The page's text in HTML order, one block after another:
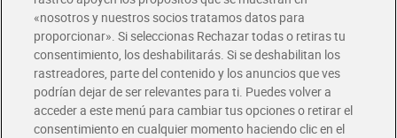
Glovo y Uber Eats
Solicita tu factura de Glovo o Uber Eats
Únete al CLUB Dia
Disfruta las ventajas y ofertas exclusivas.
Descárgate la APP Dia
«nosotros y nuestros socios tratamos datos para
proporcionar». Si seleccionas Rechazar todas o retiras tu
consentimiento, los deshabilitarás. Si se deshabilitan los
rastreadores, parte del contenido y los anuncios que ves
podrían dejar de ser relevantes para ti. Puedes volver a
acceder a este menú para cambiar tus opciones o retirar el
consentimiento en cualquier momento haciendo clic en el